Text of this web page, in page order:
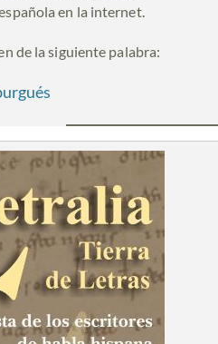
en la internet.
de la siguiente palabra: